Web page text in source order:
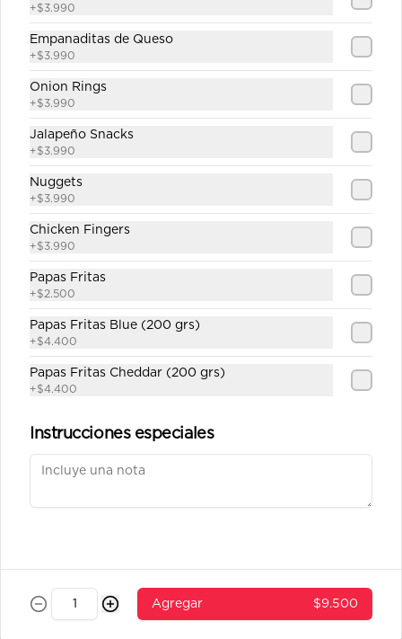
Conócenos
Despacho
Política de privacidad
Redes sociales
Instagram
Iniciar sesión
+$3.990
Empanaditas de Queso
+$3.990
Onion Rings
+$3.990
Jalapeño Snacks
+$3.990
Nuggets
+$3.990
Chicken Fingers
+$3.990
Papas Fritas
+$2.500
Papas Fritas Blue (200 grs)
+$4.400
Papas Fritas Cheddar (200 grs)
+$4.400
Instrucciones especiales
Agregar $9.500